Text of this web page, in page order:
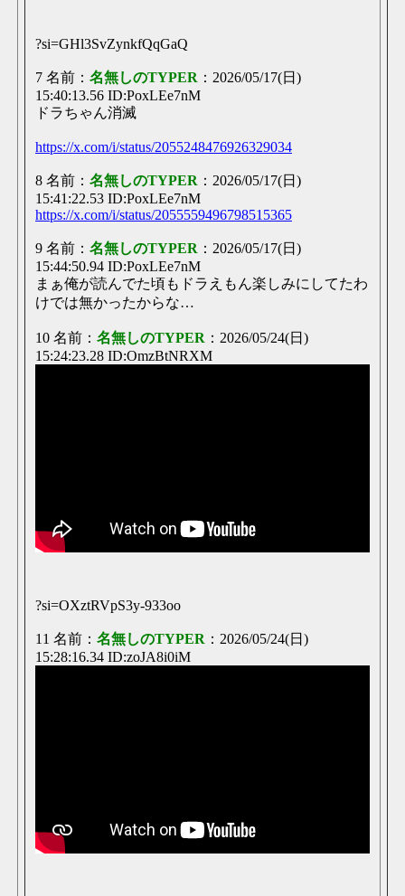
?si=GHl3SvZynkfQqGaQ
7 名前： 名無しのTYPER ：2026/05/17(日)
15:40:13.56 ID:PoxLEe7nM
ドラちゃん消滅
https://x.com/i/status/2055248476926329034
8 名前： 名無しのTYPER ：2026/05/17(日)
15:41:22.53 ID:PoxLEe7nM
https://x.com/i/status/2055559496798515365
9 名前： 名無しのTYPER ：2026/05/17(日)
15:44:50.94 ID:PoxLEe7nM
まぁ俺が読んでた頃もドラえもん楽しみにしてたわ
けでは無かったからな…
10 名前： 名無しのTYPER ：2026/05/24(日)
15:24:23.28 ID:OmzBtNRXM
?si=OXztRVpS3y-933oo
11 名前： 名無しのTYPER ：2026/05/24(日)
15:28:16.34 ID:zoJA8i0iM